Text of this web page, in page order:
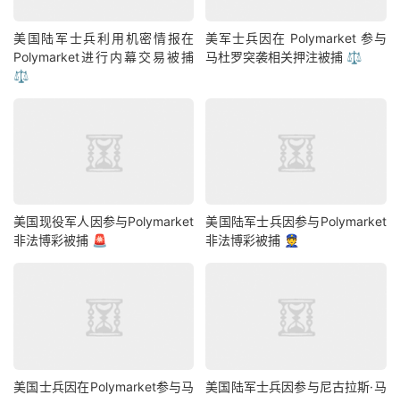
美国陆军士兵利用机密情报在
Polymarket进行内幕交易被捕
⚖️
美军士兵因在 Polymarket 参与
马杜罗突袭相关押注被捕 ⚖️
美国现役军人因参与Polymarket
非法博彩被捕 🚨
美国陆军士兵因参与Polymarket
非法博彩被捕 👮
美国士兵因在Polymarket参与马
美国陆军士兵因参与尼古拉斯·马